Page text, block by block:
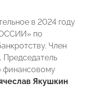
в 2024 году
по
Член
Якушкин